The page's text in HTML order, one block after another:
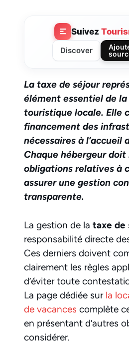
Suivez
Discover
La taxe de séjour
élément essentiel de
touristique locale. Elle
financement des
nécessaires à l’accueil
Chaque hébergeur
obligations relatives à
assurer une gestion
transparente.
La gestion de la taxe de
responsabilité directe
Ces derniers doivent
clairement les règles
d’éviter toute
La page dédiée sur la
de vacances complète
en présentant d’autres
considérer.